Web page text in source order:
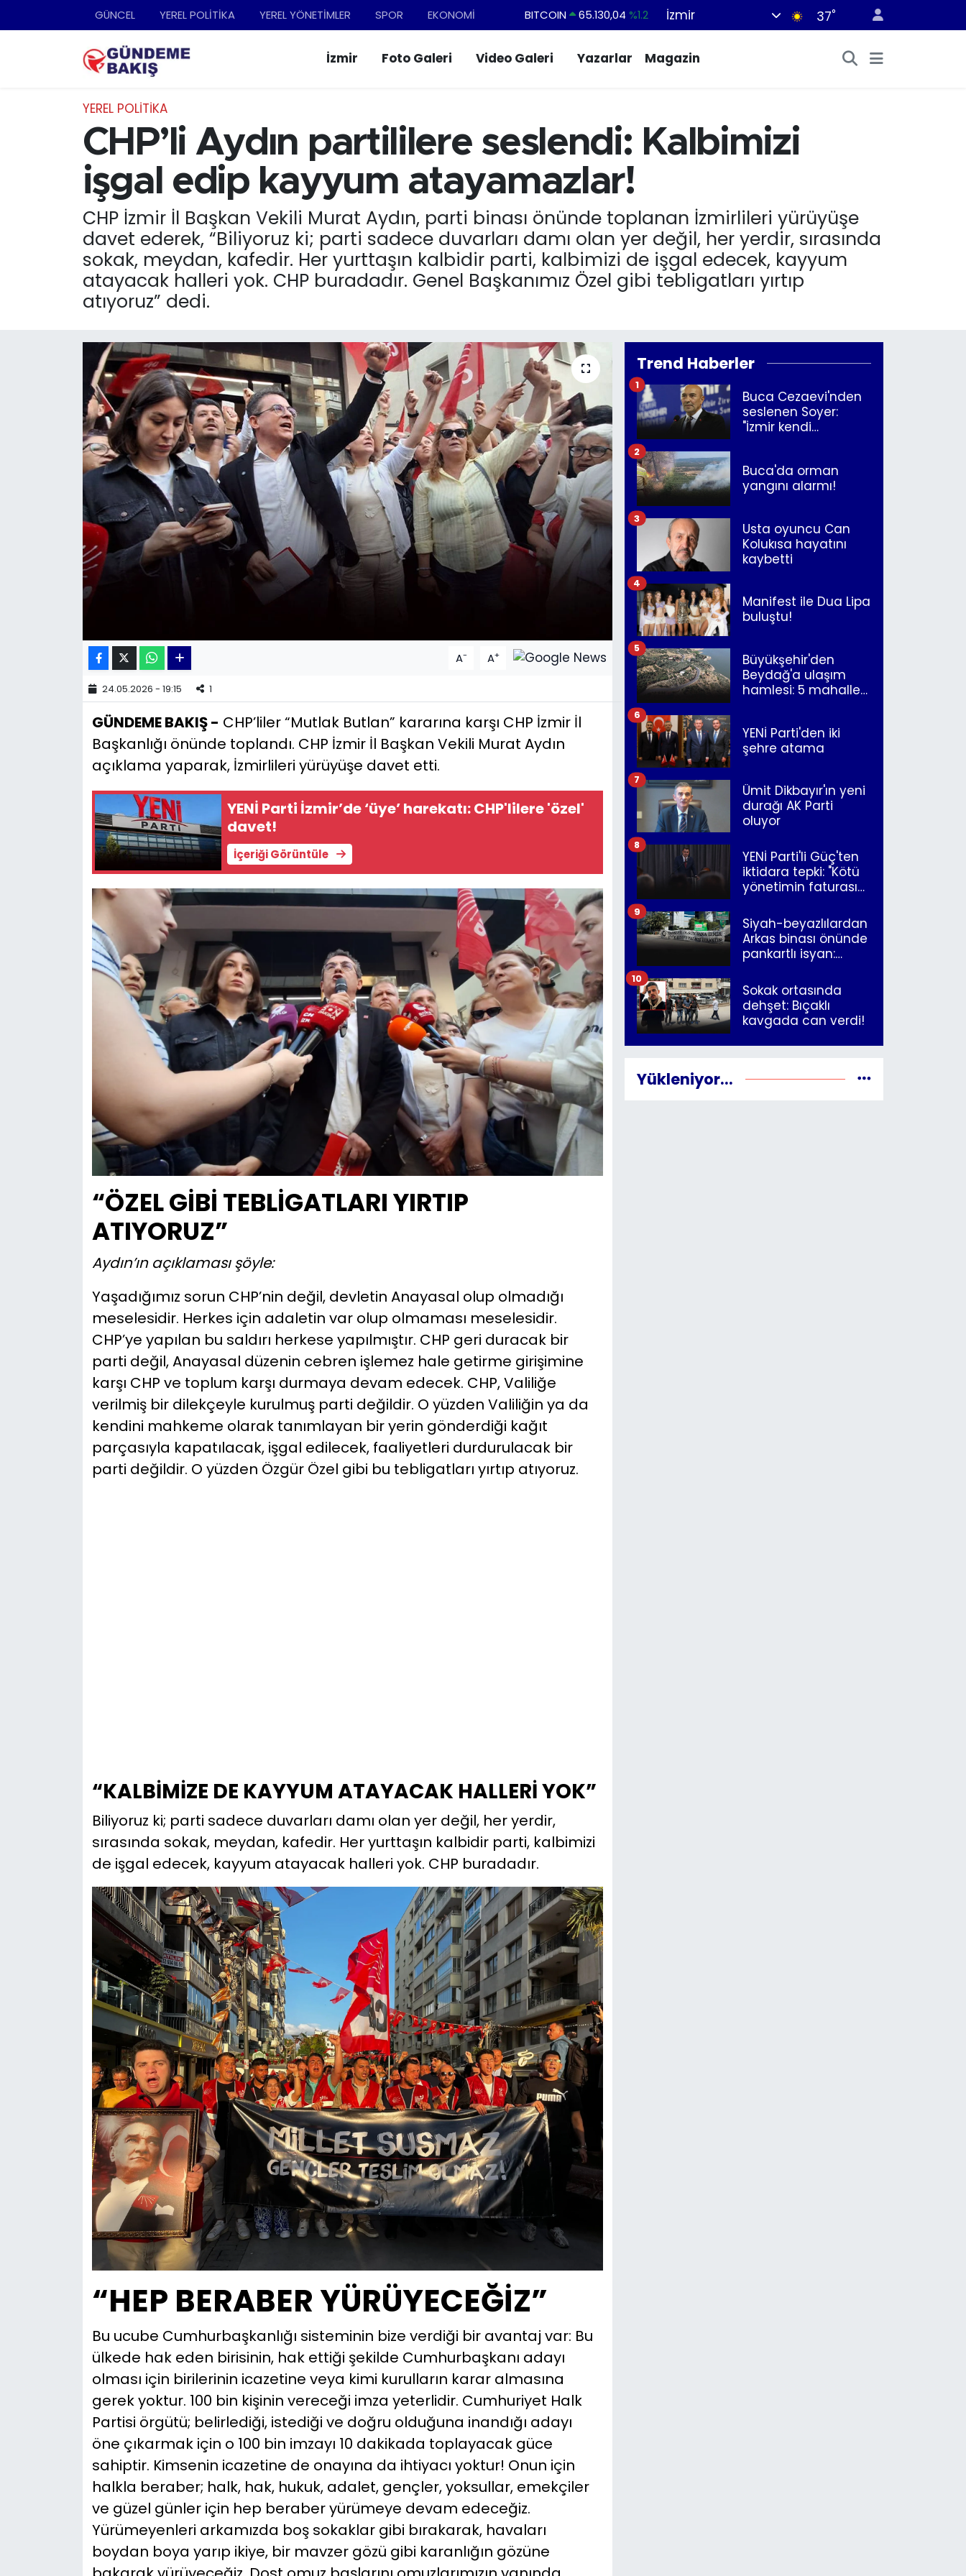
GÜNCEL YEREL POLİTİKA YEREL YÖNETİMLER SPOR EKONOMİ DOLAR 47,7106 %0.17
STERLİN
64,4046 %0.35
BITCOIN
65.130,04%1.2
İzmir 37°
İzmir Foto Galeri Video Galeri Yazarlar Magazin
YEREL POLİTİKA
CHP’li Aydın partililere seslendi: Kalbimizi
işgal edip kayyum atayamazlar!
CHP İzmir İl Başkan Vekili Murat Aydın, parti binası önünde toplanan İzmirlileri yürüyüşe
davet ederek, “Biliyoruz ki; parti sadece duvarları damı olan yer değil, her yerdir, sırasında
sokak, meydan, kafedir. Her yurttaşın kalbidir parti, kalbimizi de işgal edecek, kayyum
atayacak halleri yok. CHP buradadır. Genel Başkanımız Özel gibi tebligatları yırtıp
atıyoruz” dedi.
A- A+
24.05.2026 - 19:15 1
GÜNDEME BAKIŞ - CHP’liler “Mutlak Butlan” kararına karşı CHP İzmir İl
Başkanlığı önünde toplandı. CHP İzmir İl Başkan Vekili Murat Aydın
açıklama yaparak, İzmirlileri yürüyüşe davet etti.
YENİ Parti İzmir’de ‘üye’ harekatı: CHP'lilere 'özel'
davet!
İçeriği Görüntüle
“ÖZEL GİBİ TEBLİGATLARI YIRTIP
ATIYORUZ”
Aydın’ın açıklaması şöyle:
Yaşadığımız sorun CHP’nin değil, devletin Anayasal olup olmadığı
meselesidir. Herkes için adaletin var olup olmaması meselesidir.
CHP’ye yapılan bu saldırı herkese yapılmıştır. CHP geri duracak bir
parti değil, Anayasal düzenin cebren işlemez hale getirme girişimine
karşı CHP ve toplum karşı durmaya devam edecek. CHP, Valiliğe
verilmiş bir dilekçeyle kurulmuş parti değildir. O yüzden Valiliğin ya da
kendini mahkeme olarak tanımlayan bir yerin gönderdiği kağıt
parçasıyla kapatılacak, işgal edilecek, faaliyetleri durdurulacak bir
parti değildir. O yüzden Özgür Özel gibi bu tebligatları yırtıp atıyoruz.
“KALBİMİZE DE KAYYUM ATAYACAK HALLERİ YOK”
Biliyoruz ki; parti sadece duvarları damı olan yer değil, her yerdir,
sırasında sokak, meydan, kafedir. Her yurttaşın kalbidir parti, kalbimizi
de işgal edecek, kayyum atayacak halleri yok. CHP buradadır.
“HEP BERABER YÜRÜYECEĞİZ”
Bu ucube Cumhurbaşkanlığı sisteminin bize verdiği bir avantaj var: Bu
ülkede hak eden birisinin, hak ettiği şekilde Cumhurbaşkanı adayı
olması için birilerinin icazetine veya kimi kurulların karar almasına
gerek yoktur. 100 bin kişinin vereceği imza yeterlidir. Cumhuriyet Halk
Partisi örgütü; belirlediği, istediği ve doğru olduğuna inandığı adayı
öne çıkarmak için o 100 bin imzayı 10 dakikada toplayacak güce
sahiptir. Kimsenin icazetine de onayına da ihtiyacı yoktur! Onun için
halkla beraber; halk, hak, hukuk, adalet, gençler, yoksullar, emekçiler
ve güzel günler için hep beraber yürümeye devam edeceğiz.
Yürümeyenleri arkamızda boş sokaklar gibi bırakarak, havaları
boydan boya yarıp ikiye, bir mavzer gözü gibi karanlığın gözüne
Trend Haberler
Buca Cezaevi'nden
seslenen Soyer:
"İzmir kendi
1
Buca'da orman
yangını alarmı!
2
Usta oyuncu Can
Kolukısa hayatını
kaybetti
3
Manifest ile Dua Lipa
buluştu!
4
Büyükşehir'den
Beydağ'a ulaşım
hamlesi: 5 mahalle
5
YENİ Parti'den iki
şehre atama
6
Ümit Dikbayır'ın yeni
durağı AK Parti
oluyor
7
YENİ Parti'li Güç'ten
iktidara tepki: "Kötü
yönetimin faturasını
8
Siyah-beyazlılardan
Arkas binası önünde
pankartlı isyan:
İzmir"
9
Sokak ortasında
dehşet: Bıçaklı
kavgada can verdi!
10
Yükleniyor...
Ankara
EKONOMİ
English News
GÜNCEL
KÜLTÜR SANAT
MAGAZİN
POLİTİKA
SAĞLIK
Siyaset
TEKNOLOJİ
Yaşam
YEREL POLİTİKA
Nöbetçi Eczaneler
Trafik Durumu
Süper Lig Puan Durumu ve Fikstür
Tüm Manşetler
Son Dakika Haberleri
Haber Arşivi